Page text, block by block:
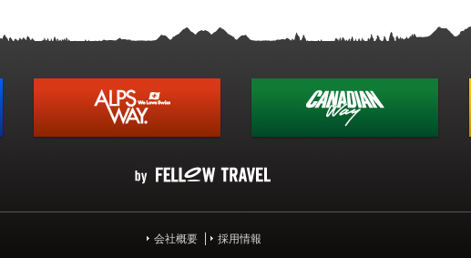
会社概要 採用情報